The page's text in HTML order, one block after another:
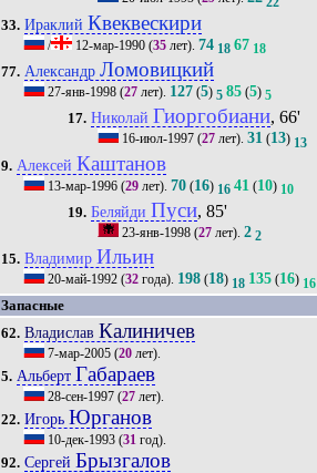
33. Ираклий Квеквескири
/ 12-мар-1990 (35 лет).74 18 67 18
77. АлександрЛомовицкий
27-янв-1998 (27 лет). 127 (5) 5 85 (5) 5
17. НиколайГиоргобиани, 66'
16-июл-1997(27лет). 31(13) 13
9. Алексей Каштанов
13-мар-1996 (29 лет).70 (16) 16 41 (10) 10
19. Беляйди Пуси, 85'
23-янв-1998(27лет). 2 2
15. ВладимирИльин
20-май-1992 (32 года). 198 (18) 18 135 (16) 16
Запасные
62. Владислав Калиничев
7-мар-2005 (20 лет).
5. Альберт Габараев
28-сен-1997 (27 лет).
22. Игорь Юрганов
10-дек-1993 (31 год).
92. Сергей Брызгалов